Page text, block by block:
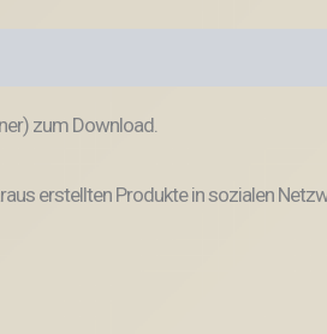
zum Download.
erstellten Produkte in sozialen